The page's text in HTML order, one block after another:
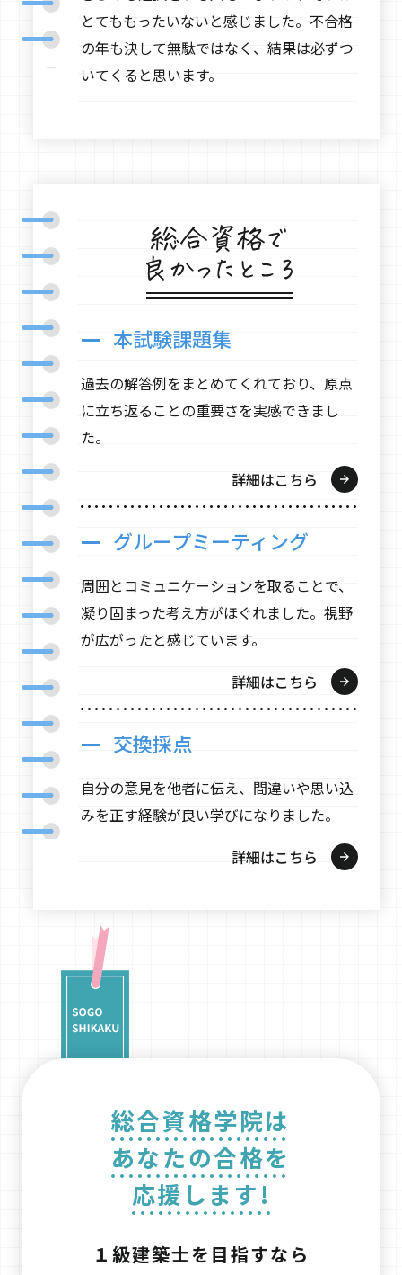
とてももったいないと感じました。不合格
の年も決して無駄ではなく、結果は必ずつ
いてくると思います。
本試験課題集
過去の解答例をまとめてくれており、原点
に立ち返ることの重要さを実感できまし
た。
詳細はこちら
グループミーティング
周囲とコミュニケーションを取ることで、
凝り固まった考え方がほぐれました。視野
が広がったと感じています。
詳細はこちら
交換採点
自分の意見を他者に伝え、間違いや思い込
みを正す経験が良い学びになりました。
詳細はこちら
総合資格学院は
あなたの合格を
応援します!
１級建築士を目指すなら